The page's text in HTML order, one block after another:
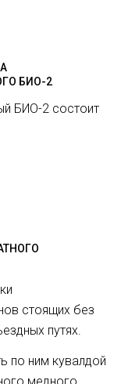
БИО-2
БИО-2 состоит
стоящих без
путях.
по ним кувалдой